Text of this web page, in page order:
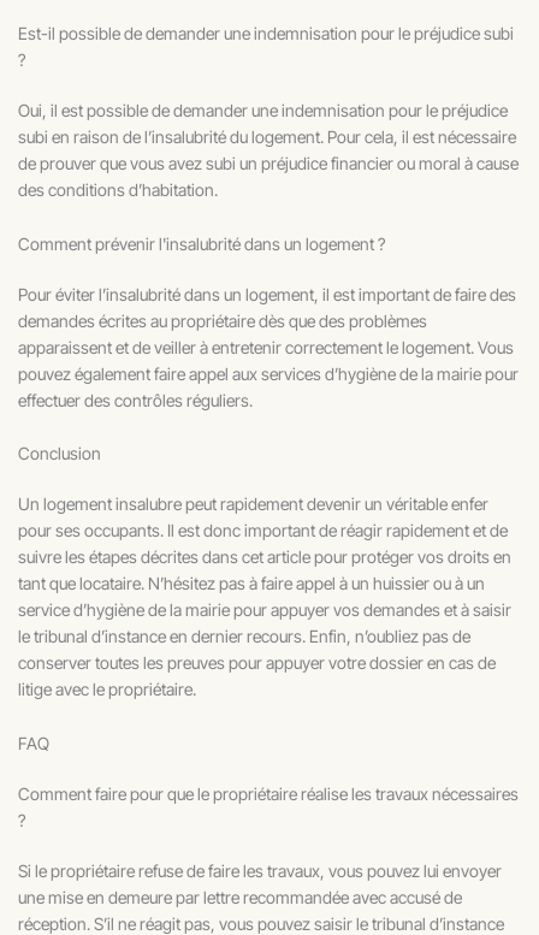
Est-il possible de demander une indemnisation pour le préjudice subi
?
Oui, il est possible de demander une indemnisation pour le préjudice
subi en raison de l’insalubrité du logement. Pour cela, il est nécessaire
de prouver que vous avez subi un préjudice financier ou moral à cause
des conditions d’habitation.
Comment prévenir l'insalubrité dans un logement ?
Pour éviter l’insalubrité dans un logement, il est important de faire des
demandes écrites au propriétaire dès que des problèmes
apparaissent et de veiller à entretenir correctement le logement. Vous
pouvez également faire appel aux services d’hygiène de la mairie pour
effectuer des contrôles réguliers.
Conclusion
Un logement insalubre peut rapidement devenir un véritable enfer
pour ses occupants. Il est donc important de réagir rapidement et de
suivre les étapes décrites dans cet article pour protéger vos droits en
tant que locataire. N’hésitez pas à faire appel à un huissier ou à un
service d’hygiène de la mairie pour appuyer vos demandes et à saisir
le tribunal d’instance en dernier recours. Enfin, n’oubliez pas de
conserver toutes les preuves pour appuyer votre dossier en cas de
litige avec le propriétaire.
FAQ
Comment faire pour que le propriétaire réalise les travaux nécessaires
?
Si le propriétaire refuse de faire les travaux, vous pouvez lui envoyer
une mise en demeure par lettre recommandée avec accusé de
réception. S’il ne réagit pas, vous pouvez saisir le tribunal d’instance